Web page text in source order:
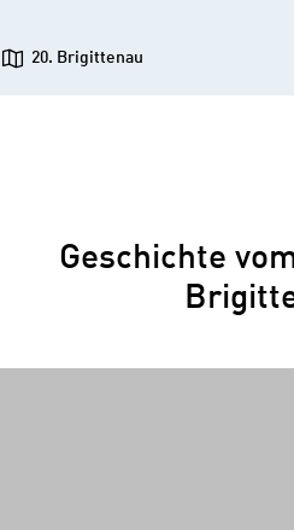
20. Brigittenau
Geschichte